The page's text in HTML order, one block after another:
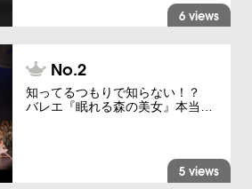
6 views
知ってるつもりで知らない！？
バレエ『眠れる森の美女』本当…
5 views